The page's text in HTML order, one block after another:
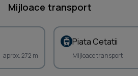
Mijloace transport
aprox. 272 m
Piata Cetatii
Mijloace transport